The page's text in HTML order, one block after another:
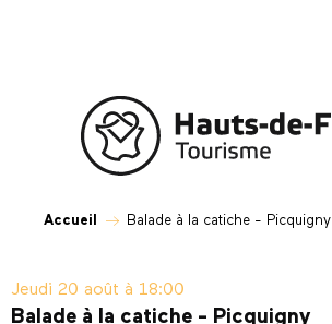
Accueil Balade à la catiche - Picquigny
Jeudi 20 août à 18:00
Balade à la catiche - Picquigny